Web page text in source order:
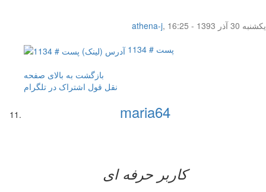
athena-j,
یکشنبه 30 آذر 1393 - 16:25
پست # 1134
بازگشت به بالای صفحه
نقل قول اشتراک در تلگرام
maria64
کاربر حرفه ای